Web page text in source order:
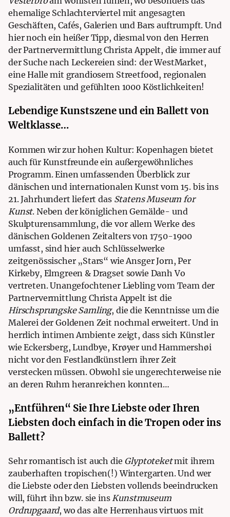
ehemalige Schlachterviertel mit angesagten
Geschäften, Cafés, Galerien und Bars auftrumpft. Und
hier noch ein heißer Tipp, diesmal von den Herren
derPartnervermittlung Christa Appelt, die immer auf
der Suche nach Leckereien sind: der WestMarket,
eine Halle mit grandiosem Streetfood, regionalen
Spezialitäten und gefühlten 1000 Köstlichkeiten!
Lebendige Kunstszene und ein Ballett von
Weltklasse…
Kommen wir zur hohen Kultur: Kopenhagen bietet
auch für Kunstfreunde ein außergewöhnliches
Programm. Einen umfassenden Überblick zur
dänischen und internationalen Kunst vom 15. bis ins
21. Jahrhundert liefert das Statens Museum for
Kunst. Neben der königlichen Gemälde- und
Skulpturensammlung, die vor allem Werke des
dänischen Goldenen Zeitalters von 1750-1900
umfasst, sind hier auch Schlüsselwerke
zeitgenössischer „Stars“ wie Ansger Jorn, Per
Kirkeby, Elmgreen & Dragset sowie Danh Vo
vertreten. Unangefochtener Liebling vom Team der
Partnervermittlung Christa Appelt ist die
Hirschsprungske Samling, die die Kenntnisse um die
Malerei der Goldenen Zeit nochmal erweitert. Und in
herrlich intimen Ambiente zeigt, dass sich Künstler
wie Eckersberg, Lundbye, Krøyer und Hammershøi
nicht vor den Festlandkünstlern ihrer Zeit
verstecken müssen. Obwohl sie ungerechterweise nie
an deren Ruhm heranreichen konnten…
„Entführen“ Sie Ihre Liebste oder Ihren
Liebsten doch einfach in die Tropen oder ins
Ballett?
Sehr romantisch ist auch die Glyptoteketmit ihrem
zauberhaften tropischen(!) Wintergarten. Und wer
die Liebste oder den Liebsten vollends beeindrucken
will, führt ihn bzw. sie ins Kunstmuseum
Ordrupgaard, wo das alte Herrenhaus virtuos mit